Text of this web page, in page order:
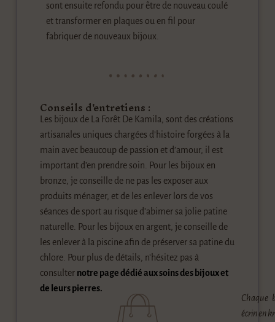
sont ensuite refondu pour être de nouveau coulé
et transformer en plaques ou en fil pour
fabriquer de nouveaux bijoux.
Conseils d'entretiens :
Les bijoux de La Forêt De Kamila, sont des créations
artisanales uniques chargées d’histoire forgées à la
main avec beaucoup de passion et d’amour, il est
important d’en prendre soin. Pour les bijoux en
bronze, je conseille de ne pas les exposer aux
produits ménager, et de les enlever lors de vos
séances de sport au risque d’abimer sa jolie patine
naturelle. Pour les bijoux en argent, je conseille de
les enlever à la piscine afin de préserver sa patine du
chlore. Pour plus de détails, n’hésitez pas à
consulter notre page dédié aux soins des bijoux et
de leurs pierres.
Chaque
écrin en